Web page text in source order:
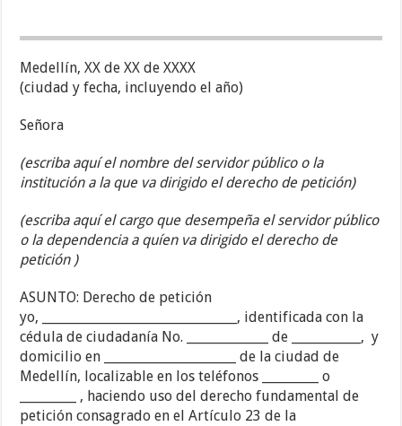
Medellín, XX de XX de XXXX
(ciudad y fecha, incluyendo el año)
Señora
(escriba aquí el nombre del servidor público o la
institución a la que va dirigido el derecho de petición)
(escriba aquí el cargo que desempeña el servidor público
o la dependencia a quíen va dirigido el derecho de
petición )
ASUNTO: Derecho de petición
yo, _______________________________, identificada con la
cédula de ciudadanía No. _____________ de ___________, y
domicilio en _____________________ de la ciudad de
Medellín, localizable en los teléfonos _________ o
_________ , haciendo uso del derecho fundamental de
petición consagrado en el Artículo 23 de la